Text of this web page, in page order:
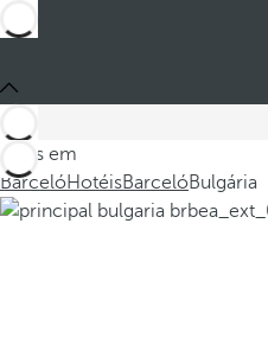
Estes em
BarcelóHotéisBarcelóBulgária